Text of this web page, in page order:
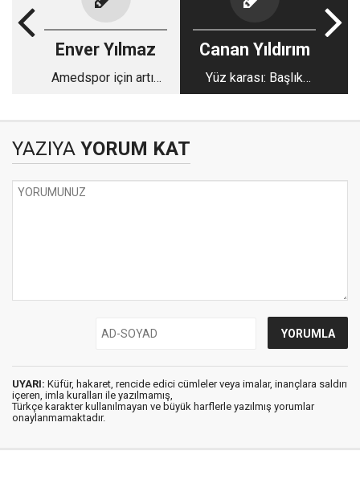
Enver Yılmaz
Amedspor için artık
Canan Yıldırım
Yüz karası: Başlık
parası
YAZIYA YORUM KAT
UYARI: Küfür, hakaret, rencide edici cümleler veya imalar, inançlara saldırı
içeren, imla kuralları ile yazılmamış,
Türkçe karakter kullanılmayan ve büyük harflerle yazılmış yorumlar
onaylanmamaktadır.